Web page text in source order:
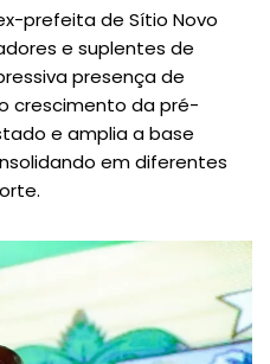
prefeita de Sítio Novo
e suplentes de
presença de
crescimento da pré-
e amplia a base
em diferentes